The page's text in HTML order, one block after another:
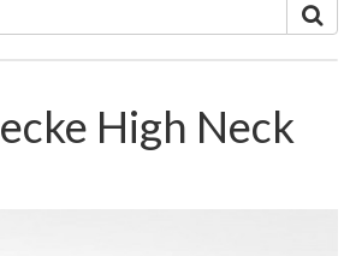
High Neck